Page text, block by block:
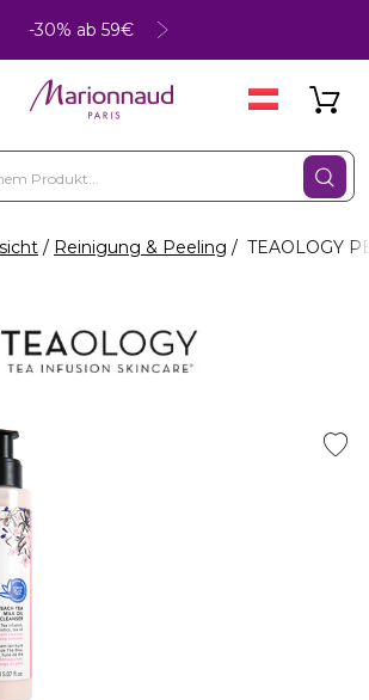
-30% ab 59€
Reinigung & Peeling TEAOLOGY